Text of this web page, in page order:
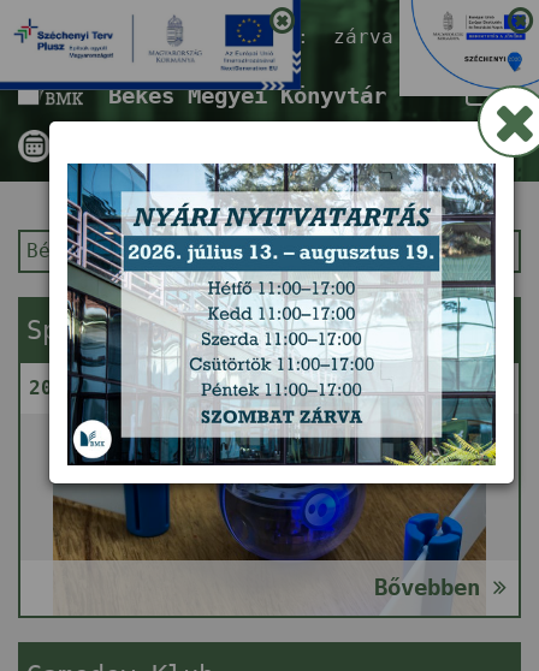
Nyitvatartás ma:zárva
Békés Megyei Könyvtár
Békés Megyei Könyvtár Kezdőlap
2026. augusztus 11. (kedd) 14:00 - 16:00
Bővebben